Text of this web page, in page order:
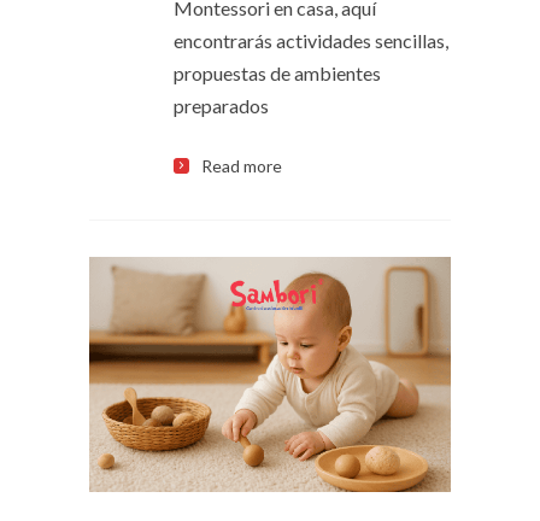
Montessori en casa, aquí
encontrarás actividades sencillas,
propuestas de ambientes
preparados
Read more